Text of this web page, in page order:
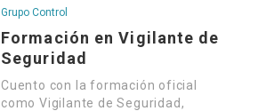
Grupo Control
Formación en Vigilante de
Seguridad
Cuento con la formación oficial
como Vigilante de Seguridad,